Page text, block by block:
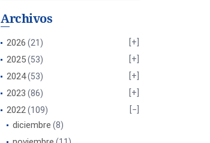
Archivos
2026 (21)
2025(53)
2024(53)
2023 (86)
2022(109)
diciembre (8)